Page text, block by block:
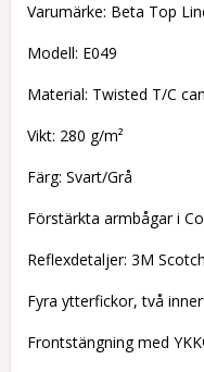
Varumärke: Beta Top
Modell: E049
Material: Twisted T/C
Vikt: 280 g/m²
Färg: Svart/Grå
Förstärkta armbågar i
Reflexdetaljer: 3M
Fyra ytterfickor, två
Frontstängning med